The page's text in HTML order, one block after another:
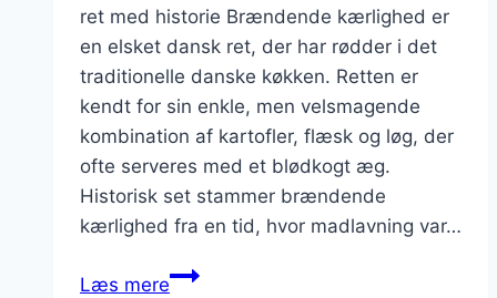
ret med historie Brændende kærlighed er
en elsket dansk ret, der har rødder i det
traditionelle danske køkken. Retten er
kendt for sin enkle, men velsmagende
kombination af kartofler, flæsk og løg, der
ofte serveres med et blødkogt æg.
Historisk set stammer brændende
kærlighed fra en tid, hvor madlavning var…
Læs mereBrændende